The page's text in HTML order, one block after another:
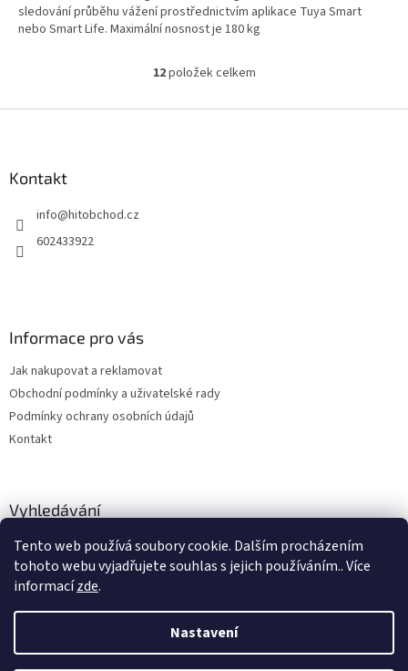
Tento web používá soubory cookie. Dalším procházením
tohoto webu vyjadřujete souhlas s jejich používáním.. Více
informacízde.
Nastavení
sledování průběhu vážení prostřednictvím aplikace Tuya Smart
nebo Smart Life. Maximální nosnost je 180 kg
O
l
u
12položek celkem
Kontakt
info@hitobchod.cz
602433922
Informace pro vás
Jak nakupovat a reklamovat
Obchodní podmínky a uživatelské rady
Podmínky ochrany osobních údajů
Kontakt
Vyhledávání
Vytvořil Shoptet